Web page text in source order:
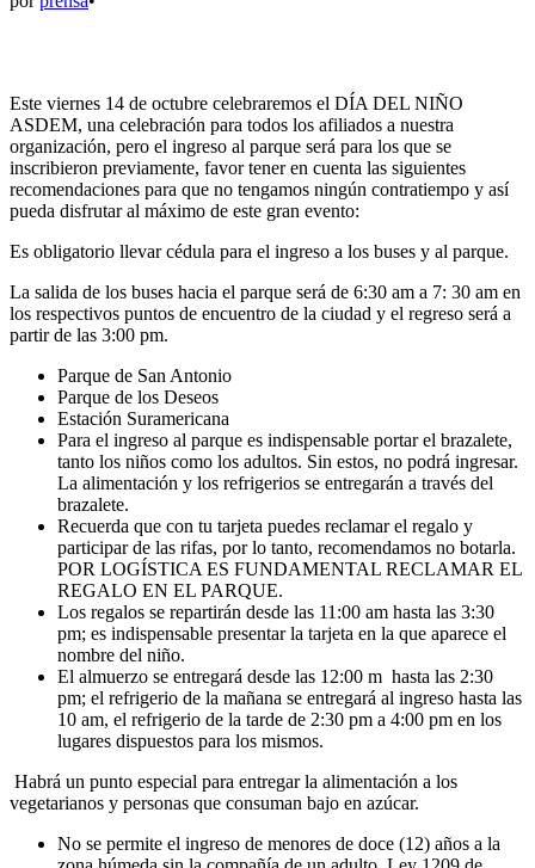
Este viernes 14 de octubre celebraremos el DÍA DEL NIÑO
ASDEM, una celebración para todos los afiliados a nuestra
organización, pero el ingreso al parque será para los que se
inscribieron previamente, favor tener en cuenta las siguientes
recomendaciones para que no tengamos ningún contratiempo y así
pueda disfrutar al máximo de este gran evento:
Es obligatorio llevar cédula para el ingreso a los buses y al parque.
La salida de los buses hacia el parque será de 6:30 am a 7: 30 am en
los respectivos puntos de encuentro de la ciudad y el regreso será a
partir de las 3:00 pm.
Parque de San Antonio
Parque de los Deseos
Estación Suramericana
Para el ingreso al parque es indispensable portar el brazalete,
tanto los niños como los adultos. Sin estos, no podrá ingresar.
La alimentación y los refrigerios se entregarán a través del
brazalete.
Recuerda que con tu tarjeta puedes reclamar el regalo y
participar de las rifas, por lo tanto, recomendamos no botarla.
POR LOGÍSTICA ES FUNDAMENTAL RECLAMAR EL
REGALO EN EL PARQUE.
Los regalos se repartirán desde las 11:00 am hasta las 3:30
pm; es indispensable presentar la tarjeta en la que aparece el
nombre del niño.
El almuerzo se entregará desde las 12:00 m hasta las 2:30
pm; el refrigerio de la mañana se entregará al ingreso hasta las
10 am, el refrigerio de la tarde de 2:30 pm a 4:00 pm en los
lugares dispuestos para los mismos.
Habrá un punto especial para entregar la alimentación a los
vegetarianos y personas que consuman bajo en azúcar.
No se permite el ingreso de menores de doce (12) años a la